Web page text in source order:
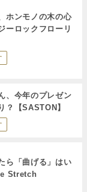
ホンモノの木の心
ーロックフローリ
、今年のプレゼン
？【SASTON】
ら「曲げる」はい
Stretch